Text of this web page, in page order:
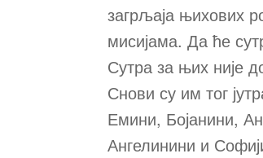
загрљаја њихових
мисијама. Да ће
Сутра за њих није
Снови су им тог
Емини, Бојанини,
Ангелинини и